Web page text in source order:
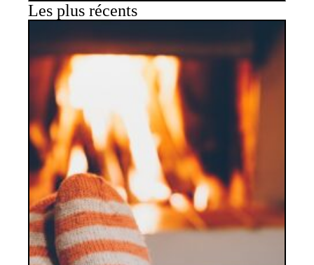
Les plus récents